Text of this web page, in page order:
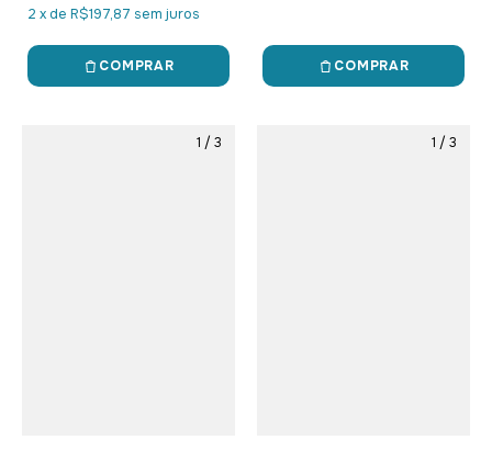
2 xde R$197,87 sem juros
COMPRAR COMPRAR
1 / 3 1 / 3